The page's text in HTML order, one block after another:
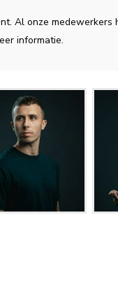
Al onze medewerkers
informatie.